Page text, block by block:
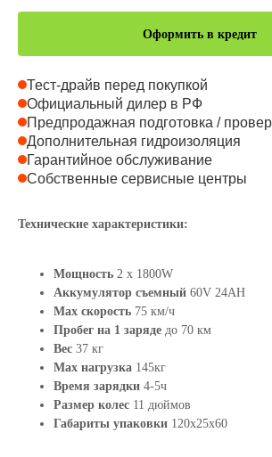
Оформить в кредит
Тест-драйв перед покупкой
Официальный дилер в РФ
Предпродажная подготовка /
Дополнительная гидроизоляция
Гарантийное обслуживание
Собственные сервисные центры
Технические характеристики:
Мощность 2 x 1800W
Аккумулятор съемный 60V 24AH
Max скорость 75 км/ч
Пробег на 1 заряде до 70 км
Вес 37 кг
Max нагрузка 145кг
Время зарядки 4-5ч
Размер колес 11 дюймов
Габариты упаковки 120х25х60